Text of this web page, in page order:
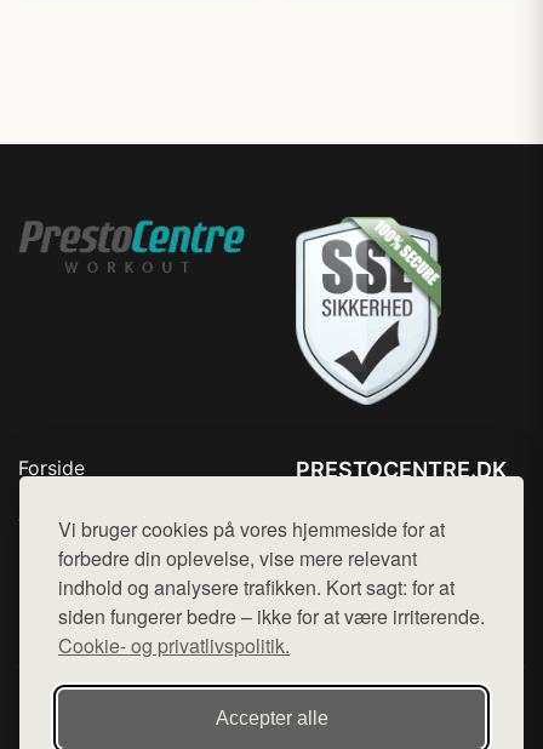
Vi bruger cookies på vores hjemmeside for at
forbedre din oplevelse, vise mere relevant
indhold og analysere trafikken. Kort sagt: for at
siden fungerer bedre – ikke for at være irriterende.
Cookie- og privatlivspolitik.
Accepter alle
Forside
Top Rabatter
Kontakt
PRESTOCENTRE.DK
Mail: hej@want.dk
Cookie- og privatlivspolitik
Denne side er en del af want.dk, der udgiver en række
hjemmesider med præsentation af forskellige produkter fra